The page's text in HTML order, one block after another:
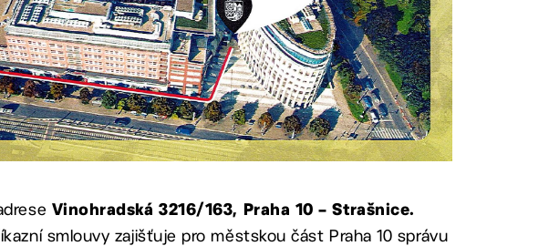
Vinohradská 3216/163, Praha 10 – Strašnice.
smlouvy zajišťuje pro městskou část Praha 10 správu